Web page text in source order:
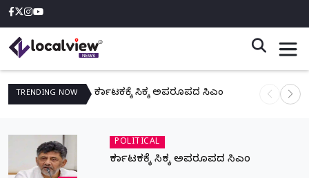
TRENDING NOW ಕರ್ನಾಟಕಕ್ಕೆ ಸಿಕ್ಕ ಅಪರೂಪದ ಸಿಎಂ ನಾಳೆ
POLITICAL
ಕರ್ನಾಟಕಕ್ಕೆ ಸಿಕ್ಕ ಅಪರೂಪದ ಸಿಎಂ